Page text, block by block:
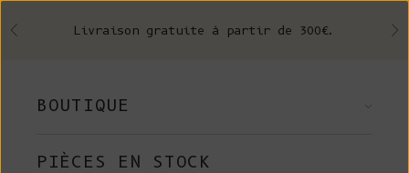
Précédent Livraison gratuite à partir de 300€.
BOUTIQUE
PIÈCES EN STOCK